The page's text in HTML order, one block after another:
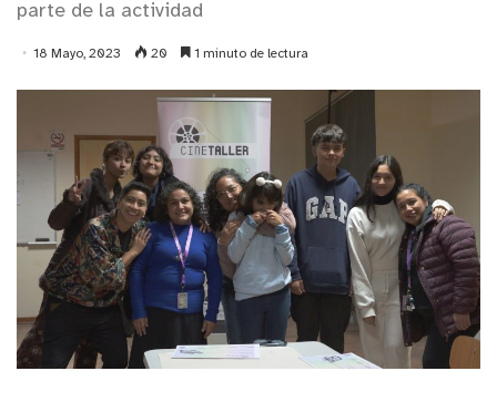
parte de la actividad
18 Mayo, 2023 20 1 minuto de lectura